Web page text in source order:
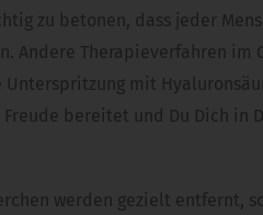
zu betonen, dass jeder
Therapieverfahren im
Unterspritzung mit
bereitet und Du Dich in
werden gezielt entfernt,